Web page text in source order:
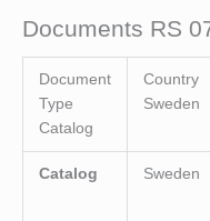
Documents RS
Document
Type
Catalog
Country
Sweden
Catalog Sweden